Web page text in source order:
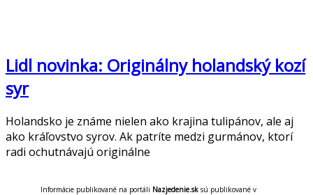
Lidl novinka: Originálny holandský kozí
syr
Holandsko je známe nielen ako krajina tulipánov, ale aj
ako kráľovstvo syrov. Ak patríte medzi gurmánov, ktorí
radi ochutnávajú originálne
Informácie publikované na portáli Nazjedenie.sk sú publikované v